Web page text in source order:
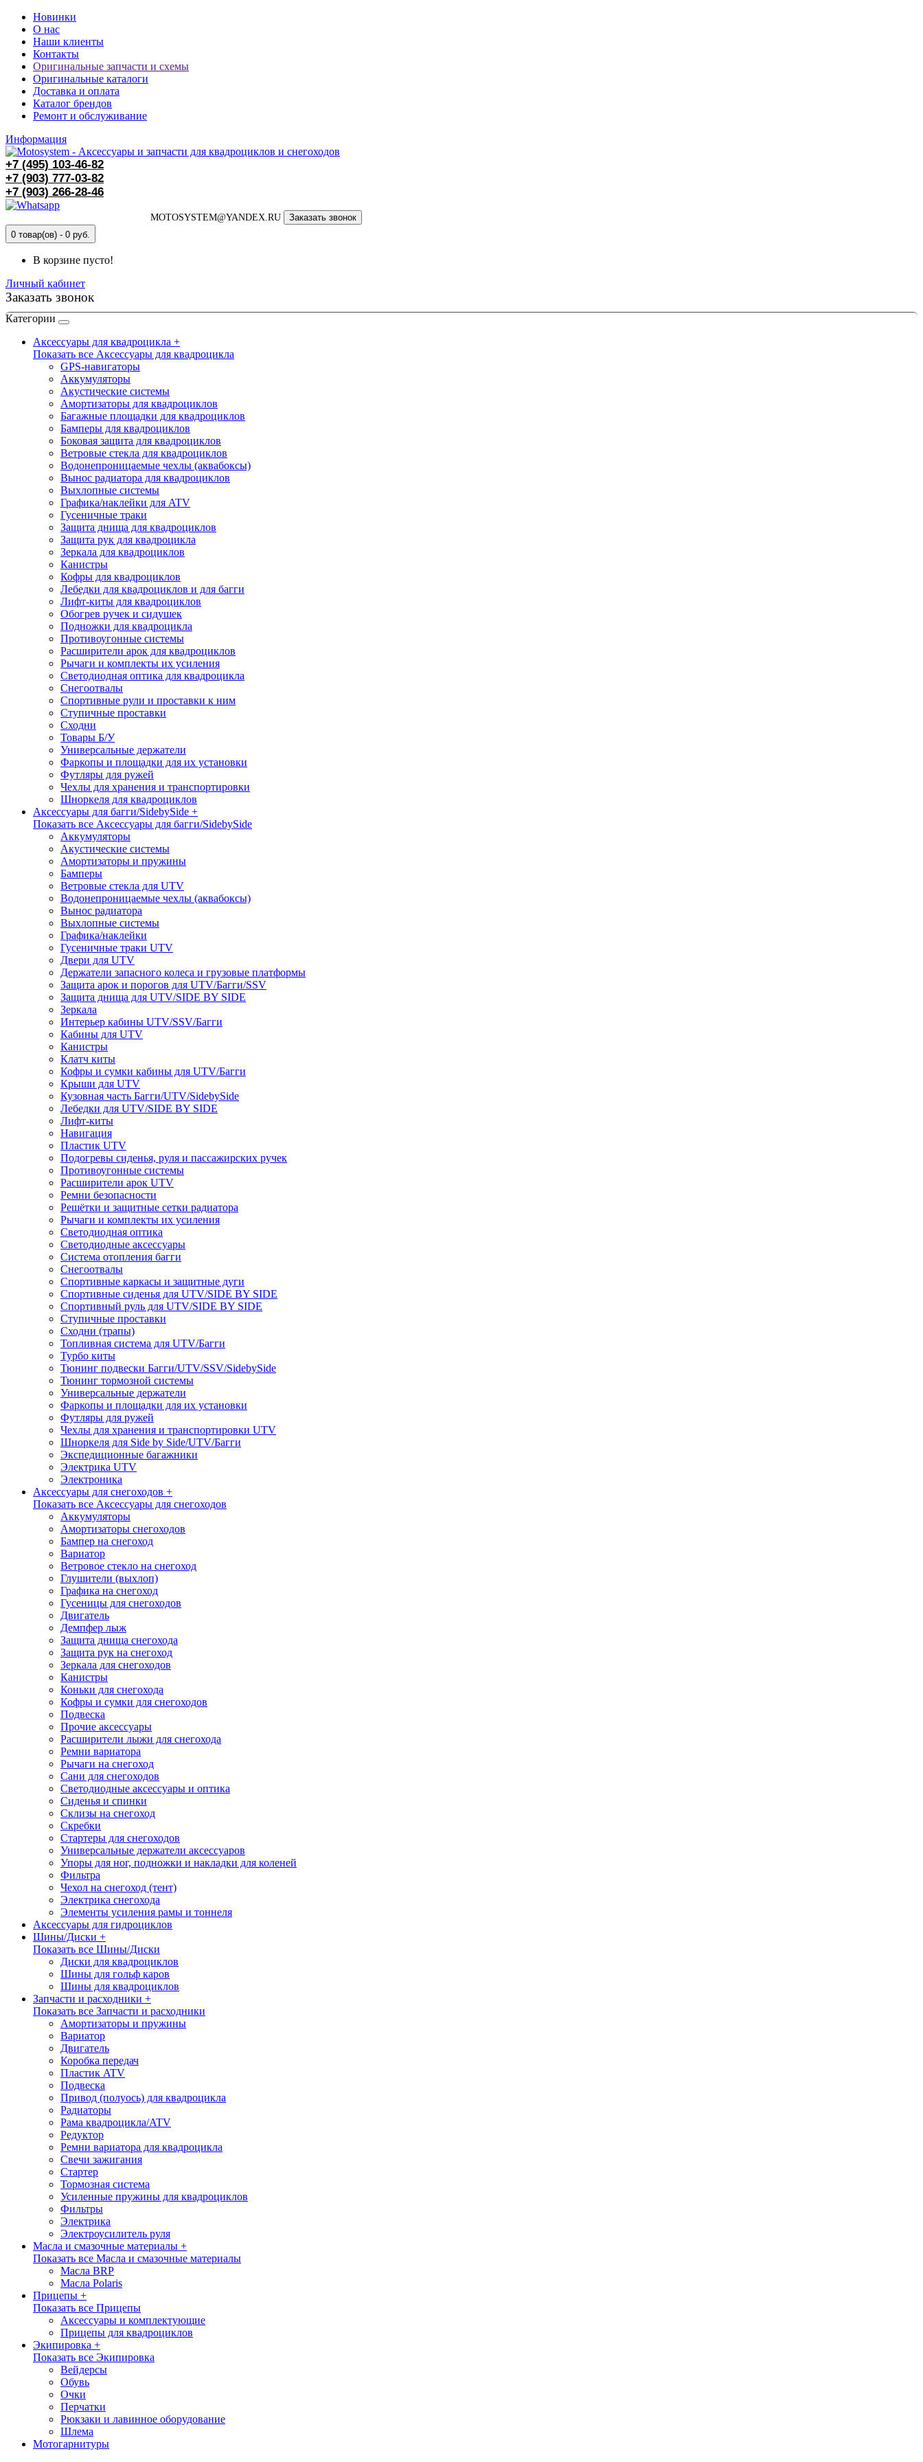
Новинки
О нас
Наши клиенты
Контакты
Оригинальные запчасти и схемы
Оригинальные каталоги
Доставка и оплата
Каталог брендов
Ремонт и обслуживание
Информация
+7 (495) 103-46-82
+7 (903) 777-03-82
+7 (903) 266-28-46
MOTOSYSTEM@YANDEX.RU
Заказать звонок
0 товар(ов) - 0 руб.
В корзине пусто!
Личный кабинет
Заказать звонок
Категории
Аксессуары для квадроцикла +
Показать все Аксессуары для квадроцикла
GPS-навигаторы
Аккумуляторы
Акустические системы
Амортизаторы для квадроциклов
Багажные площадки для квадроциклов
Бамперы для квадроциклов
Боковая защита для квадроциклов
Ветровые стекла для квадроциклов
Водонепроницаемые чехлы (аквабоксы)
Вынос радиатора для квадроциклов
Выхлопные системы
Графика/наклейки для ATV
Гусеничные траки
Защита днища для квадроциклов
Защита рук для квадроцикла
Зеркала для квадроциклов
Канистры
Кофры для квадроциклов
Лебедки для квадроциклов и для багги
Лифт-киты для квадроциклов
Обогрев ручек и сидушек
Подножки для квадроцикла
Противоугонные системы
Расширители арок для квадроциклов
Рычаги и комплекты их усиления
Светодиодная оптика для квадроцикла
Снегоотвалы
Спортивные рули и проставки к ним
Ступичные проставки
Сходни
Товары Б/У
Универсальные держатели
Фаркопы и площадки для их установки
Футляры для ружей
Чехлы для хранения и транспортировки
Шноркеля для квадроциклов
Аксессуары для багги/SidebySide +
Показать все Аксессуары для багги/SidebySide
Аккумуляторы
Акустические системы
Амортизаторы и пружины
Бамперы
Ветровые стекла для UTV
Водонепроницаемые чехлы (аквабоксы)
Вынос радиатора
Выхлопные системы
Графика/наклейки
Гусеничные траки UTV
Двери для UTV
Держатели запасного колеса и грузовые платформы
Защита арок и порогов для UTV/Багги/SSV
Защита днища для UTV/SIDE BY SIDE
Зеркала
Интерьер кабины UTV/SSV/Багги
Кабины для UTV
Канистры
Клатч киты
Кофры и сумки кабины для UTV/Багги
Крыши для UTV
Кузовная часть Багги/UTV/SidebySide
Лебедки для UTV/SIDE BY SIDE
Лифт-киты
Навигация
Пластик UTV
Подогревы сиденья, руля и пассажирских ручек
Противоугонные системы
Расширители арок UTV
Ремни безопасности
Решётки и защитные сетки радиатора
Рычаги и комплекты их усиления
Светодиодная оптика
Светодиодные аксессуары
Система отопления багги
Снегоотвалы
Спортивные каркасы и защитные дуги
Спортивные сиденья для UTV/SIDE BY SIDE
Спортивный руль для UTV/SIDE BY SIDE
Ступичные проставки
Сходни (трапы)
Топливная система для UTV/Багги
Турбо киты
Тюнинг подвески Багги/UTV/SSV/SidebySide
Тюнинг тормозной системы
Универсальные держатели
Фаркопы и площадки для их установки
Футляры для ружей
Чехлы для хранения и транспортировки UTV
Шноркеля для Side by Side/UTV/Багги
Экспедиционные багажники
Электрика UTV
Электроника
Аксессуары для снегоходов +
Показать все Аксессуары для снегоходов
Аккумуляторы
Амортизаторы снегоходов
Бампер на снегоход
Вариатор
Ветровое стекло на снегоход
Глушители (выхлоп)
Графика на снегоход
Гусеницы для снегоходов
Двигатель
Демпфер лыж
Защита днища снегохода
Защита рук на снегоход
Зеркала для снегоходов
Канистры
Коньки для снегохода
Кофры и сумки для снегоходов
Подвеска
Прочие аксессуары
Расширители лыжи для снегохода
Ремни вариатора
Рычаги на снегоход
Сани для снегоходов
Светодиодные аксессуары и оптика
Сиденья и спинки
Склизы на снегоход
Скребки
Стартеры для снегоходов
Универсальные держатели аксессуаров
Упоры для ног, подножки и накладки для коленей
Фильтра
Чехол на снегоход (тент)
Электрика снегохода
Элементы усиления рамы и тоннеля
Аксессуары для гидроциклов
Шины/Диски +
Показать все Шины/Диски
Диски для квадроциклов
Шины для гольф каров
Шины для квадроциклов
Запчасти и расходники +
Показать все Запчасти и расходники
Амортизаторы и пружины
Вариатор
Двигатель
Коробка передач
Пластик ATV
Подвеска
Привод (полуось) для квадроцикла
Радиаторы
Рама квадроцикла/ATV
Редуктор
Ремни вариатора для квадроцикла
Свечи зажигания
Стартер
Тормозная система
Усиленные пружины для квадроциклов
Фильтры
Электрика
Электроусилитель руля
Масла и смазочные материалы +
Показать все Масла и смазочные материалы
Масла BRP
Масла Polaris
Прицепы +
Показать все Прицепы
Аксессуары и комплектующие
Прицепы для квадроциклов
Экипировка +
Показать все Экипировка
Вейдерсы
Обувь
Очки
Перчатки
Рюкзаки и лавинное оборудование
Шлема
Мотогарнитуры